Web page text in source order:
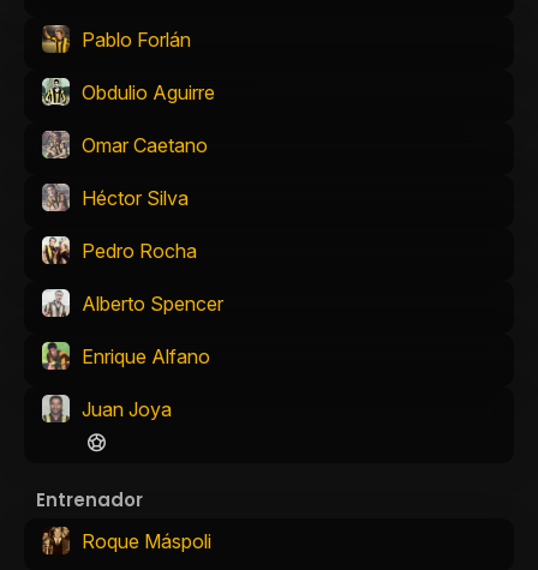
Pablo Forlán
Obdulio Aguirre
Omar Caetano
Héctor Silva
Pedro Rocha
Alberto Spencer
Enrique Alfano
Juan Joya
Entrenador
Roque Máspoli